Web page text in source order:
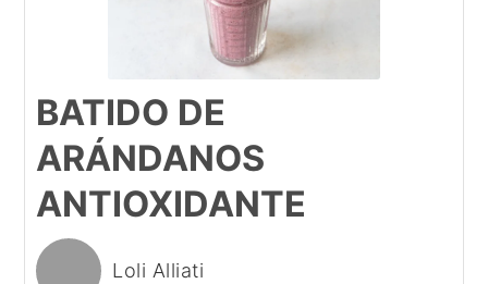
BATIDO DE
ARÁNDANOS
ANTIOXIDANTE
Loli Alliati